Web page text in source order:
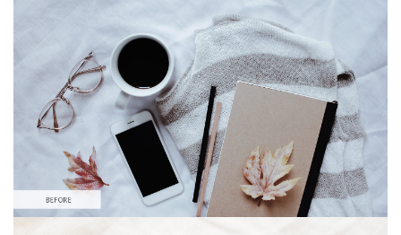
Por favor seleccione